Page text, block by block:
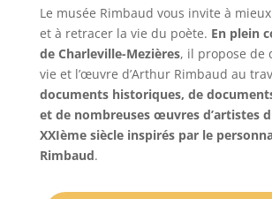
Le musée Rimbaud vous invite à
et à retracer la vie du poète. En plein
de Charleville-Mezières, il propose de
vie et l’œuvre d’Arthur Rimbaud au
documents historiques, de
et de nombreuses œuvres d’artistes
XXIème siècle inspirés par le
Rimbaud.